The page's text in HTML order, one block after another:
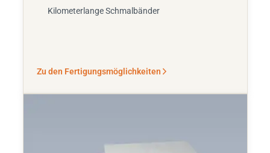
Kilometerlange Schmalbänder
Zu den Fertigungsmöglichkeiten